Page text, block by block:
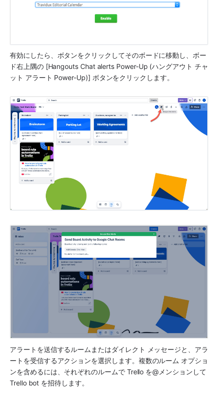
有効にしたら、ボタンをクリックしてそのボードに移動し、ボー
ド右上隅の [Hangouts Chat alerts Power-Up (ハングアウト チャ
ット アラート Power-Up)] ボタンをクリックします。
アラートを送信するルームまたはダイレクト メッセージと、アラ
ートを受信するアクションを選択します。複数のルーム オプショ
ンを含めるには、それぞれのルームで Trello を@メンションして
Trello bot を招待します。